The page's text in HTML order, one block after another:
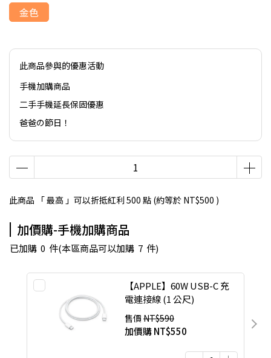
金色
此商品參與的優惠活動
手機加購商品
二手手機延長保固優惠
爸爸の節日！
此商品 「 最高 」可以折抵紅利 500 點 (約等於 NT$500 )
加價購-手機加購商品
已加購 0 件(本區商品可以加購 7 件)
【APPLE】60W USB-C 充
電連接線 (1 公尺)
售價 NT$590
加價購NT$550